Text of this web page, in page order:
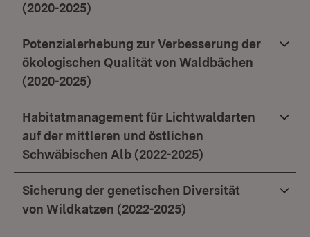
(2020-2025)
Potenzialerhebung zur Verbesserung der
ökologischen Qualität von Waldbächen
(2020-2025)
Habitatmanagement für Lichtwaldarten
auf der mittleren und östlichen
Schwäbischen Alb (2022-2025)
Sicherung der genetischen Diversität
von Wildkatzen (2022-2025)